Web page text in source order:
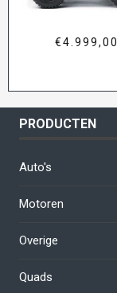
€4.999,00
PRODUCTEN
Auto's
Motoren
Overige
Quads